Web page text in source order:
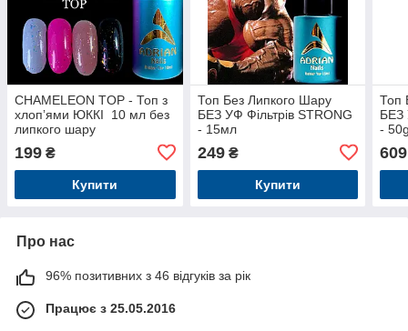
CHAMELEON TOP - Топ з
хлопʼями ЮККІ 10 мл без
липкого шару
199 ₴
Купити
Топ Без Липкого Шару
БЕЗ УФ Фільтрів STRONG
- 15мл
249₴
Купити
Топ
БЕЗ
-
609
Про нас
96% позитивних з 46 відгуків за рік
Працює з 25.05.2016